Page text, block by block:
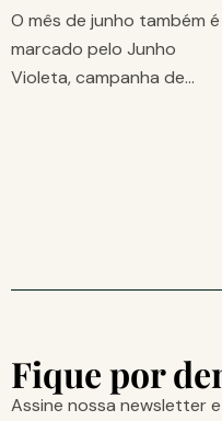
O mês de junho também é
marcado pelo Junho
Violeta, campanha de…
Fique por
Assine nossa newsletter